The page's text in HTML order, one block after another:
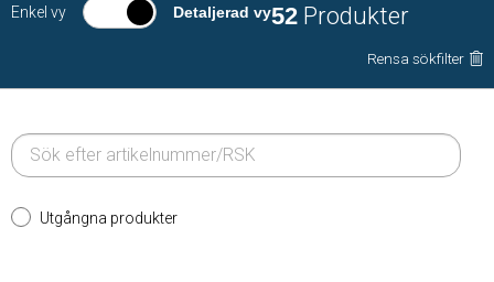
Enkel vy Detaljerad vy52 Produkter
Rensa sökfilter
Utgångna produkter